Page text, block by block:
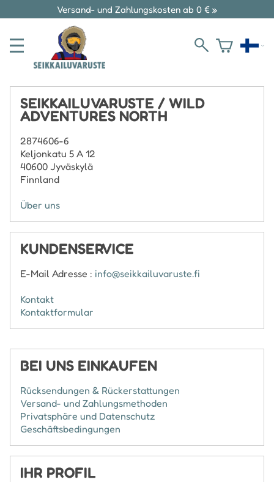
Versand- und Zahlungskosten ab 0 € »
SEIKKAILUVARUSTE / WILD
ADVENTURES NORTH
2874606-6
Keljonkatu 5 A 12
40600 Jyväskylä
Finnland
Über uns
KUNDENSERVICE
E-Mail Adresse : info@seikkailuvaruste.fi
Kontakt
Kontaktformular
BEI UNS EINKAUFEN
Rücksendungen & Rückerstattungen
Versand- und Zahlungsmethoden
Privatsphäre und Datenschutz
Geschäftsbedingungen
IHR PROFIL